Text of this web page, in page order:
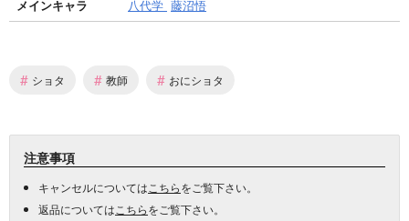
メインキャラ 八代学 藤沼悟
# ショタ # 教師 # おにショタ
注意事項
キャンセルについては こちらをご覧下さい。
返品については こちらをご覧下さい。